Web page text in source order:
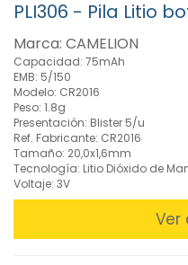
PLI306 - Pila Litio
Marca: CAMELION
Capacidad: 75mAh
EMB: 5/150
Modelo: CR2016
Peso: 1.8g
Presentación: Blister 5/u
Ref. Fabricante: CR2016
Tamaño: 20,0x1,6mm
Tecnología: Litio Dióxido de
Voltaje: 3V
Ver